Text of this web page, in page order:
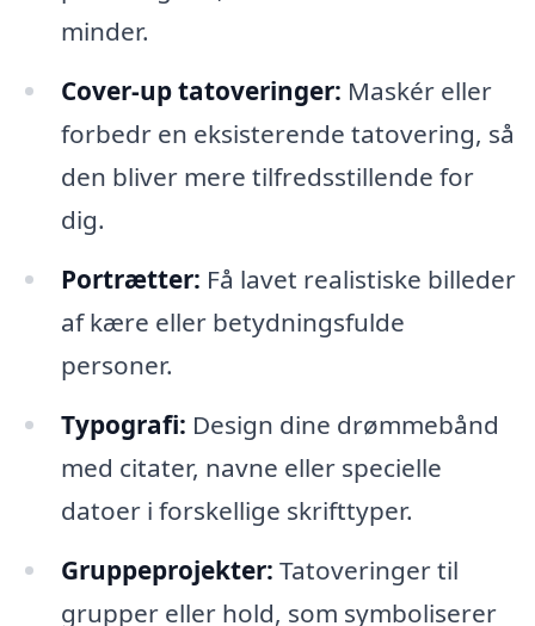
minder.
Cover-up tatoveringer: Maskér eller
forbedr en eksisterende tatovering, så
den bliver mere tilfredsstillende for
dig.
Portrætter: Få lavet realistiske billeder
af kære eller betydningsfulde
personer.
Typografi: Design dine drømmebånd
med citater, navne eller specielle
datoer i forskellige skrifttyper.
Gruppeprojekter: Tatoveringer til
grupper eller hold, som symboliserer